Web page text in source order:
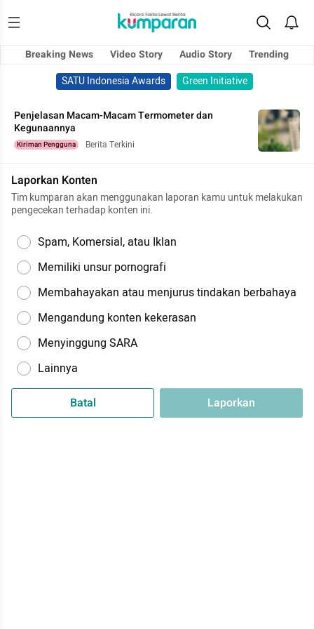
Breaking News Video Story Audio Story
Trending
SATU Indonesia Awards
Green Initiative
Penjelasan Macam-Macam Termometer dan
Kegunaannya
Kiriman Pengguna Berita Terkini
Laporkan Konten
Tim kumparan akan menggunakan laporan kamu untuk melakukan
pengecekan terhadap konten ini.
Spam, Komersial, atau Iklan
Memiliki unsur pornografi
Membahayakan atau menjurus tindakan berbahaya
Mengandung konten kekerasan
Menyinggung SARA
Lainnya
Batal Laporkan